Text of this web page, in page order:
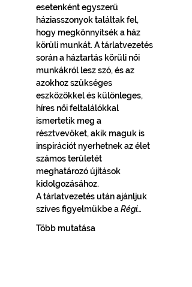
esetenként egyszerű
háziasszonyok találtak fel,
hogy megkönnyítsék a ház
körüli munkát. A tárlatvezetés
során a háztartás körüli női
munkákról lesz szó, és az
azokhoz szükséges
eszközökkel és különleges,
híres női feltalálókkal
ismertetik meg a
résztvevőket, akik maguk is
inspirációt nyerhetnek az élet
számos területét
meghatározó újítások
kidolgozásához.
A tárlatvezetés után ajánljuk
szíves figyelmükbe a Régi…
Több mutatása